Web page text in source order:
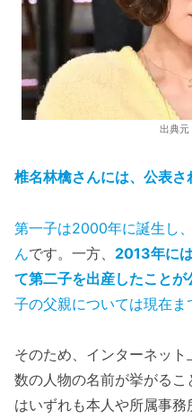
出典
椎名林檎さんには、公表さ
第一子は2000年に誕生し
んです。一方、 2013年に
て第二子を出産したことが
子の父親については現在
そのため、インターネッ
数の人物の名前が挙がる
はいずれも本人や所属事務